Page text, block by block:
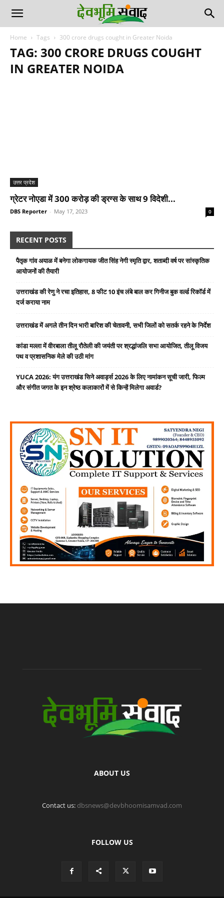
Home Tags 300 crore drugs cought in Greater Noida
TAG: 300 CRORE DRUGS COUGHT
IN GREATER NOIDA
उत्तर प्रदेश
ग्रेटर नोएडा में 300 करोड़ की ड्रग्स के साथ 9 विदेशी...
DBS Reporter - May 17, 2023 0
RECENT POSTS
पैतृक गांव अयाळ में बनेगा लोकगायक जीत सिंह नेगी स्मृति द्वार, शताब्दी वर्ष पर सांस्कृतिक
आयोजनों की तैयारी
उत्तराखंड की रेणु ने रचा इतिहास, 8 फीट 10 इंच लंबे बाल कर गिनीज बुक वर्ल्ड रिकॉर्ड में
दर्ज कराया नाम
उत्तराखंड में अगले तीन दिन भारी बारिश की चेतावनी, सभी जिलों को सतर्क रहने के निर्देश
कांडा मल्ला में वीरबाला तीलू रौतेली की जयंती पर श्रद्धांजलि सभा आयोजित, तीलू विजय
पथ व प्रशासनिक मेले की उठी मांग
YUCA 2026: यंग उत्तराखंड सिने अवार्ड्स 2026 के लिए नामांकन सूची जारी, फिल्म
और संगीत जगत के इन श्रेष्ठ कलाकारों में से किन्हें मिलेगा अवार्ड?
ABOUT US
Contact us: dbsnews@devbhoomisamvad.com
FOLLOW US